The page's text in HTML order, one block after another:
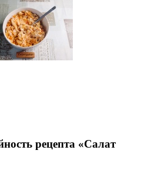
рецепта «Салат